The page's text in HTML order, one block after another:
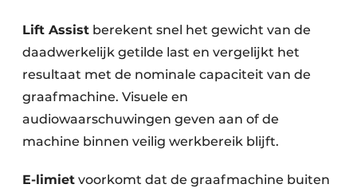
Lift Assist berekent snel het gewicht van de
daadwerkelijk getilde last en vergelijkt het
resultaat met de nominale capaciteit van de
graafmachine. Visuele en
audiowaarschuwingen geven aan of de
machine binnen veilig werkbereik blijft.
E-limiet voorkomt dat de graafmachine buiten